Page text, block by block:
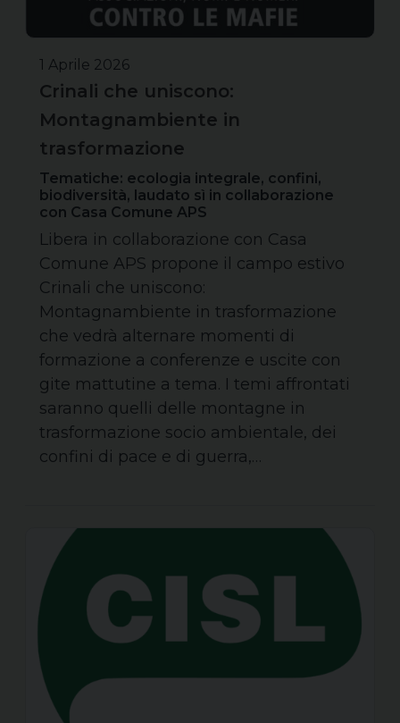
1 Aprile 2026
Crinali che uniscono:
Montagnambiente in
trasformazione
Tematiche: ecologia integrale, confini,
biodiversità, laudato sì in collaborazione
con Casa Comune APS
Libera in collaborazione con Casa
Comune APS propone il campo estivo
Crinali che uniscono:
Montagnambiente in trasformazione
che vedrà alternare momenti di
formazione a conferenze e uscite con
gite mattutine a tema. I temi affrontati
saranno quelli delle montagne in
trasformazione socio ambientale, dei
confini di pace e di guerra,…